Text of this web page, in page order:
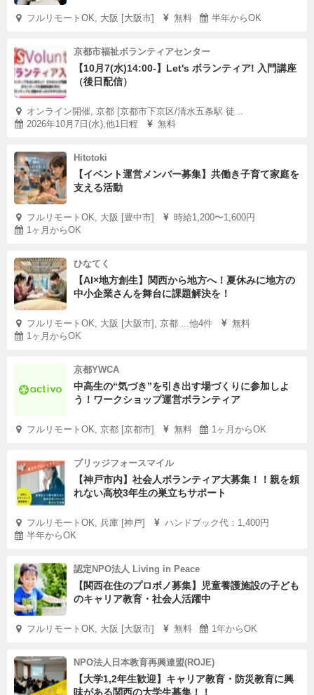
フルリモートOK, 大阪 [大阪市] 無料 半年からOK
京都市福祉ボランティアセンター
【10月7(水)14:00-】Let's ボランティア! 入門講座
（後日配信）
オンライン開催, 京都 [京都市下京区/清水五条駅 徒...
2026年10月7日(水),他1日程
無料
Hitotoki
【イベント運営メンバー募集】共働き子育て家庭を
支える活動
フルリモートOK, 大阪 [豊中市]
時給1,200〜1,600円
1ヶ月からOK
ひなてく
【AI×地方創生】関西から地方へ！夏休みに地方の
中小企業さんを舞台に課題解決を！
フルリモートOK, 大阪 [大阪市], 京都 ...他4件
無料
1ヶ月からOK
京都YWCA
中高生の“気づき”を引き出す場づくりに参加しよ
う！ワークショップ運営ボランティア
フルリモートOK, 京都 [京都市] 無料 1ヶ月からOK
ブリッジフォースマイル
【神戸市内】社会人ボランティア大募集！！親を頼
れない高校3年生の巣立ちサポート
フルリモートOK, 兵庫 [神戸]
ハンドブック代：1,400円
半年からOK
認定NPO法人 Living in Peace
【関西在住のプロボノ募集】児童養護施設の子ども
のキャリア教育・社会人活躍中
フルリモートOK, 大阪 [大阪市] 無料 1年からOK
NPO法人日本教育再興連盟(ROJE)
【大学1,2年生歓迎】キャリア教育・防災教育に興
味がある関西の大学生募集！！